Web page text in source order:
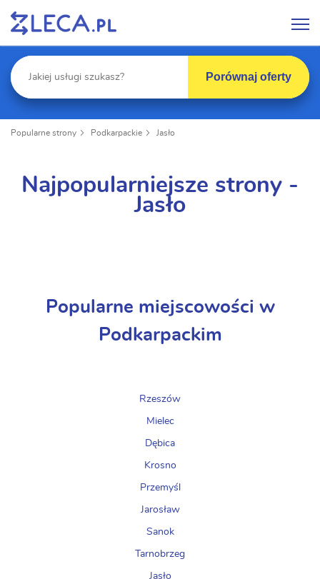
Porównaj oferty
Popularne strony Podkarpackie Jasło
Najpopularniejsze strony -
Jasło
Popularne miejscowości w
Podkarpackim
Rzeszów
Mielec
Dębica
Krosno
Przemyśl
Jarosław
Sanok
Tarnobrzeg
Jasło